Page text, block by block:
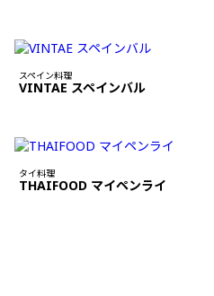
スペイン料理
VINTAE スペインバル
タイ料理
THAIFOOD マイペンライ